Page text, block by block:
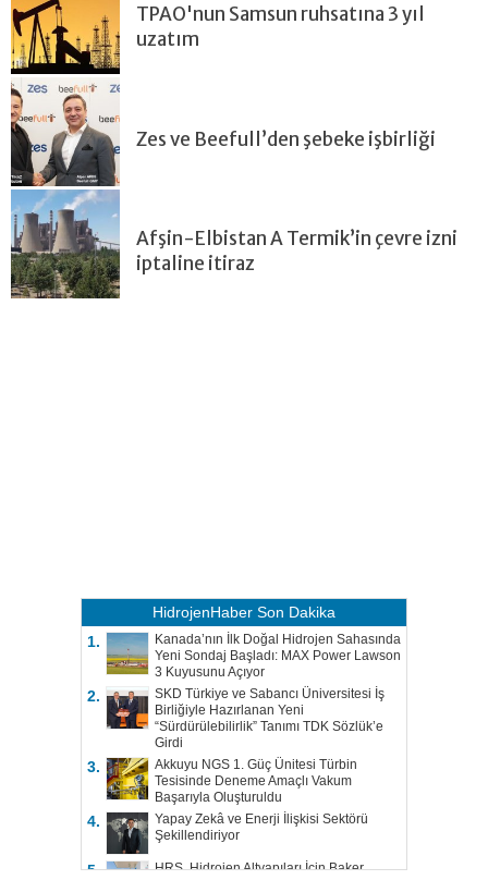
TPAO'nun Samsun ruhsatına 3 yıl
uzatım
Zes ve Beefull’den şebeke işbirliği
Afşin-Elbistan A Termik’in çevre izni
iptaline itiraz
HidrojenHaber Son Dakika
1.
Kanada’nın İlk Doğal Hidrojen Sahasında
Yeni Sondaj Başladı: MAX Power Lawson
3 Kuyusunu Açıyor
2.
SKD Türkiye ve Sabancı Üniversitesi İş
Birliğiyle Hazırlanan Yeni
“Sürdürülebilirlik” Tanımı TDK Sözlük’e
Girdi
3.
Akkuyu NGS 1. Güç Ünitesi Türbin
Tesisinde Deneme Amaçlı Vakum
Başarıyla Oluşturuldu
4.
Yapay Zekâ ve Enerji İlişkisi Sektörü
Şekillendiriyor
5.
HRS, Hidrojen Altyapıları İçin Baker